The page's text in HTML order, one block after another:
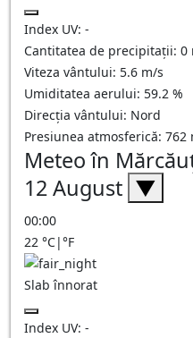
Index UV: -
Cantitatea de precipitații: 0
Viteza vântului: 5.6 m/s
Umiditatea aerului: 59.2 %
Direcția vântului: Nord
Presiunea atmosferică: 762
Meteo în
12 August ▼
00:00
22 °C|°F
Slab înnorat
Index UV: -